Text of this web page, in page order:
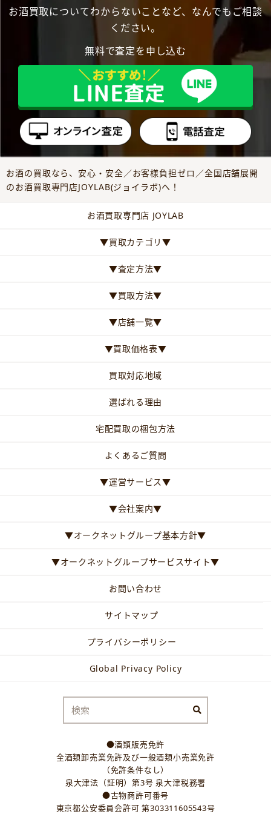
お酒買取についてわからないことなど、なんでもご相談
ください。
無料で査定を申し込む
お酒の買取なら、安心・安全／お客様負担ゼロ／全国店舗展開
のお酒買取専門店JOYLAB(ジョイラボ)へ！
お酒買取専門店 JOYLAB
▼買取カテゴリ▼
▼査定方法▼
▼買取方法▼
▼店舗一覧▼
▼買取価格表▼
買取対応地域
選ばれる理由
宅配買取の梱包方法
よくあるご質問
▼運営サービス▼
▼会社案内▼
▼オークネットグループ基本方針▼
▼オークネットグループサービスサイト▼
お問い合わせ
サイトマップ
プライバシーポリシー
Global Privacy Policy
●酒類販売免許
全酒類卸売業免許及び一般酒類小売業免許
（免許条件なし）
泉大津法（証明）第3号 泉大津税務署
●古物商許可番号
東京都公安委員会許可 第303311605543号